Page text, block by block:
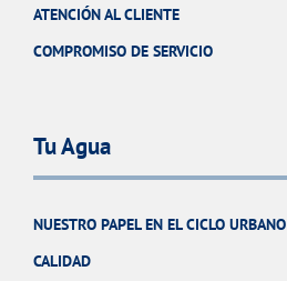
ATENCIÓN AL CLIENTE
COMPROMISO DE SERVICIO
Tu Agua
NUESTRO PAPEL EN EL CICLO URBANO
CALIDAD